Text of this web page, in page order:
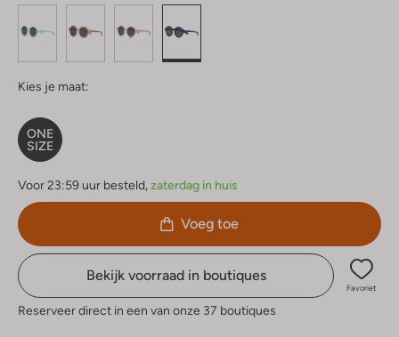
Kies je maat:
ONE
SIZE
Voor 23:59 uur besteld,zaterdag in huis
Voeg toe
Bekijk voorraad in boutiques
Favoriet
Reserveer direct in een van onze 37 boutiques